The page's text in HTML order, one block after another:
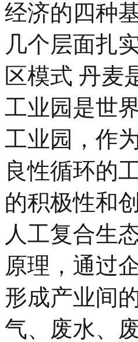
经济的四种
几个层面扎
区模式 丹麦
工业园是世
工业园，作
良性循环的
的积极性和
人工复合生
原理，通过
形成产业间
气、废水、